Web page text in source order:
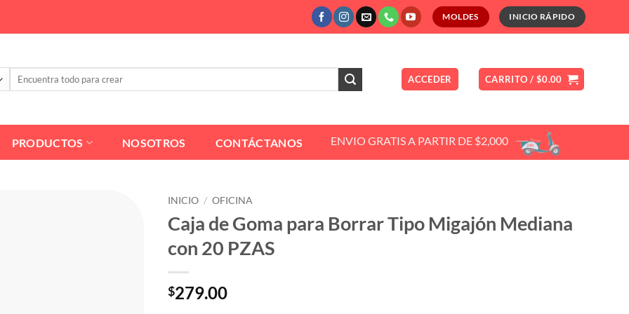
MOLDES INICIO RÁPIDO
Buscar
ACCEDER CARRITO / $0.00
PRODUCTOS NOSOTROS CONTÁCTANOS ENVIO GRATIS A PARTIR DE $2,000
INICIO / OFICINA
Caja de Goma para Borrar Tipo Migajón Mediana
con 20 PZAS
$279.00